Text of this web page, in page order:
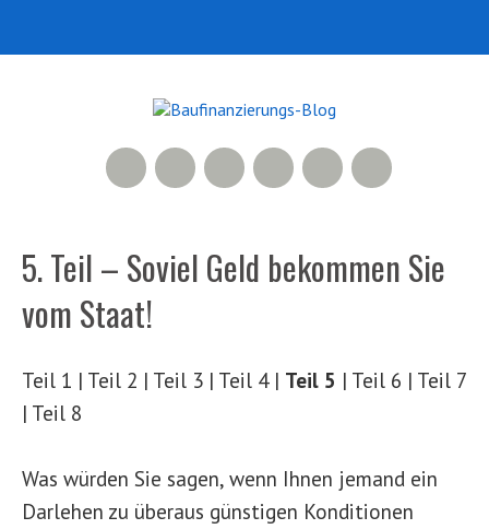
Facebook
500px
LinkedIn
Xing
RSS Feed
5. Teil – Soviel Geld bekommen Sie
vom Staat!
Teil 1 | Teil 2 | Teil 3 | Teil 4 | Teil 5 | Teil 6 | Teil 7
| Teil 8
Was würden Sie sagen, wenn Ihnen jemand ein
Darlehen zu überaus günstigen Konditionen